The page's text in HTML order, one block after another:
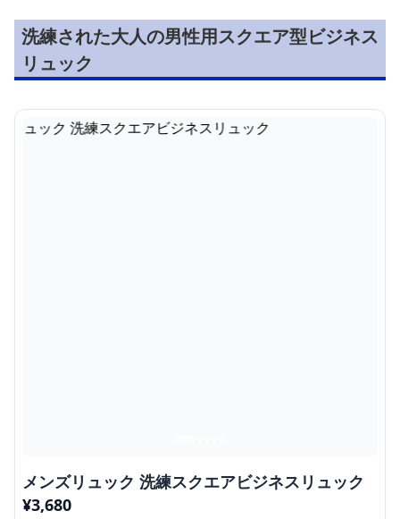
洗練された大人の男性用スクエア型ビジネス
リュック
メンズリュック 洗練スクエアビジネスリュック
¥3,680